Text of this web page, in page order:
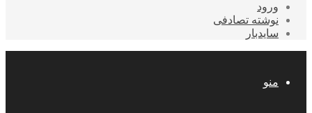
ورود
نوشته تصادفی
سایدبار
منو